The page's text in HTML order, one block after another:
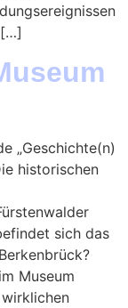
[…]
„Geschichte(n)
historischen
sich das
Museum